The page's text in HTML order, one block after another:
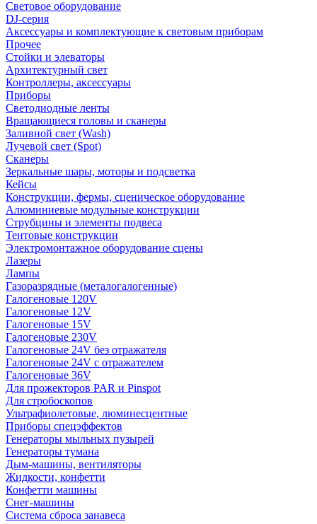
Световое оборудование
DJ-серия
Аксессуары и комплектующие к световым приборам
Прочее
Стойки и элеваторы
Архитектурный свет
Контроллеры, аксессуары
Приборы
Светодиодные ленты
Вращающиеся головы и сканеры
Заливной свет (Wash)
Лучевой свет (Spot)
Сканеры
Зеркальные шары, моторы и подсветка
Кейсы
Конструкции, фермы, сценическое оборудование
Алюминиевые модульные конструкции
Струбцины и элементы подвеса
Тентовые конструкции
Электромонтажное оборудование сцены
Лазеры
Лампы
Газоразрядные (металогалогенные)
Галогеновые 120V
Галогеновые 12V
Галогеновые 15V
Галогеновые 230V
Галогеновые 24V без отражателя
Галогеновые 24V с отражателем
Галогеновые 36V
Для прожекторов PAR и Pinspot
Для стробоскопов
Ультрафиолетовые, люминесцентные
Приборы спецэффектов
Генераторы мыльных пузырей
Генераторы тумана
Дым-машины, вентиляторы
Жидкости, конфетти
Конфетти машины
Снег-машины
Система сброса занавеса